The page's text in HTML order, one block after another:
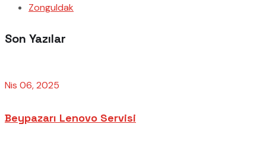
Zonguldak
Son Yazılar
Nis 06, 2025
Beypazarı Lenovo Servisi